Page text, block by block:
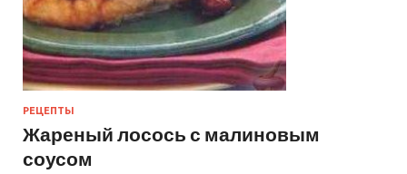
РЕЦЕПТЫ
Жареный лосось с малиновым
соусом